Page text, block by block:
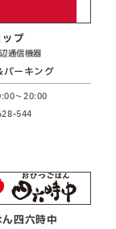
ップ
通信機器
パーキング
～20:00
544
四六時中